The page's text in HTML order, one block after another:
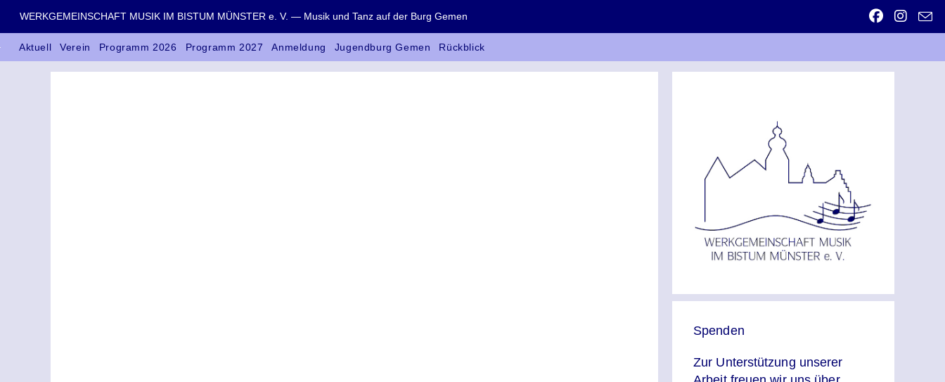
WERKGEMEINSCHAFT MUSIK IM BISTUM MÜNSTER e. V. — Musik und Tanz auf der Burg Gemen
Aktuell Verein Programm 2026 Programm 2027 Anmeldung Jugendburg Gemen Rückblick
Spenden
Zur Unterstützung unserer